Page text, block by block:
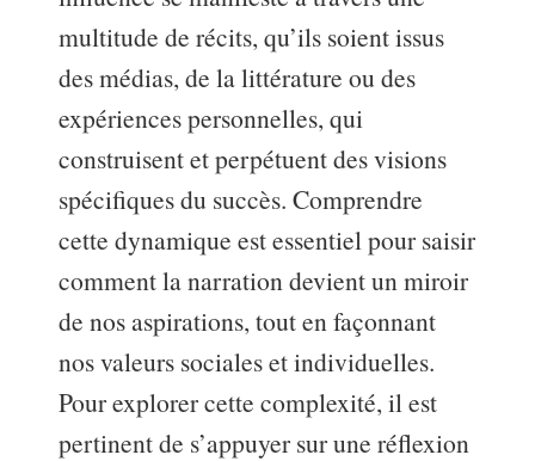
multitude de récits, qu’ils soient issus
des médias, de la littérature ou des
expériences personnelles, qui
construisent et perpétuent des visions
spécifiques du succès. Comprendre
cette dynamique est essentiel pour saisir
comment la narration devient un miroir
de nos aspirations, tout en façonnant
nos valeurs sociales et individuelles.
Pour explorer cette complexité, il est
pertinent de s’appuyer sur une réflexion